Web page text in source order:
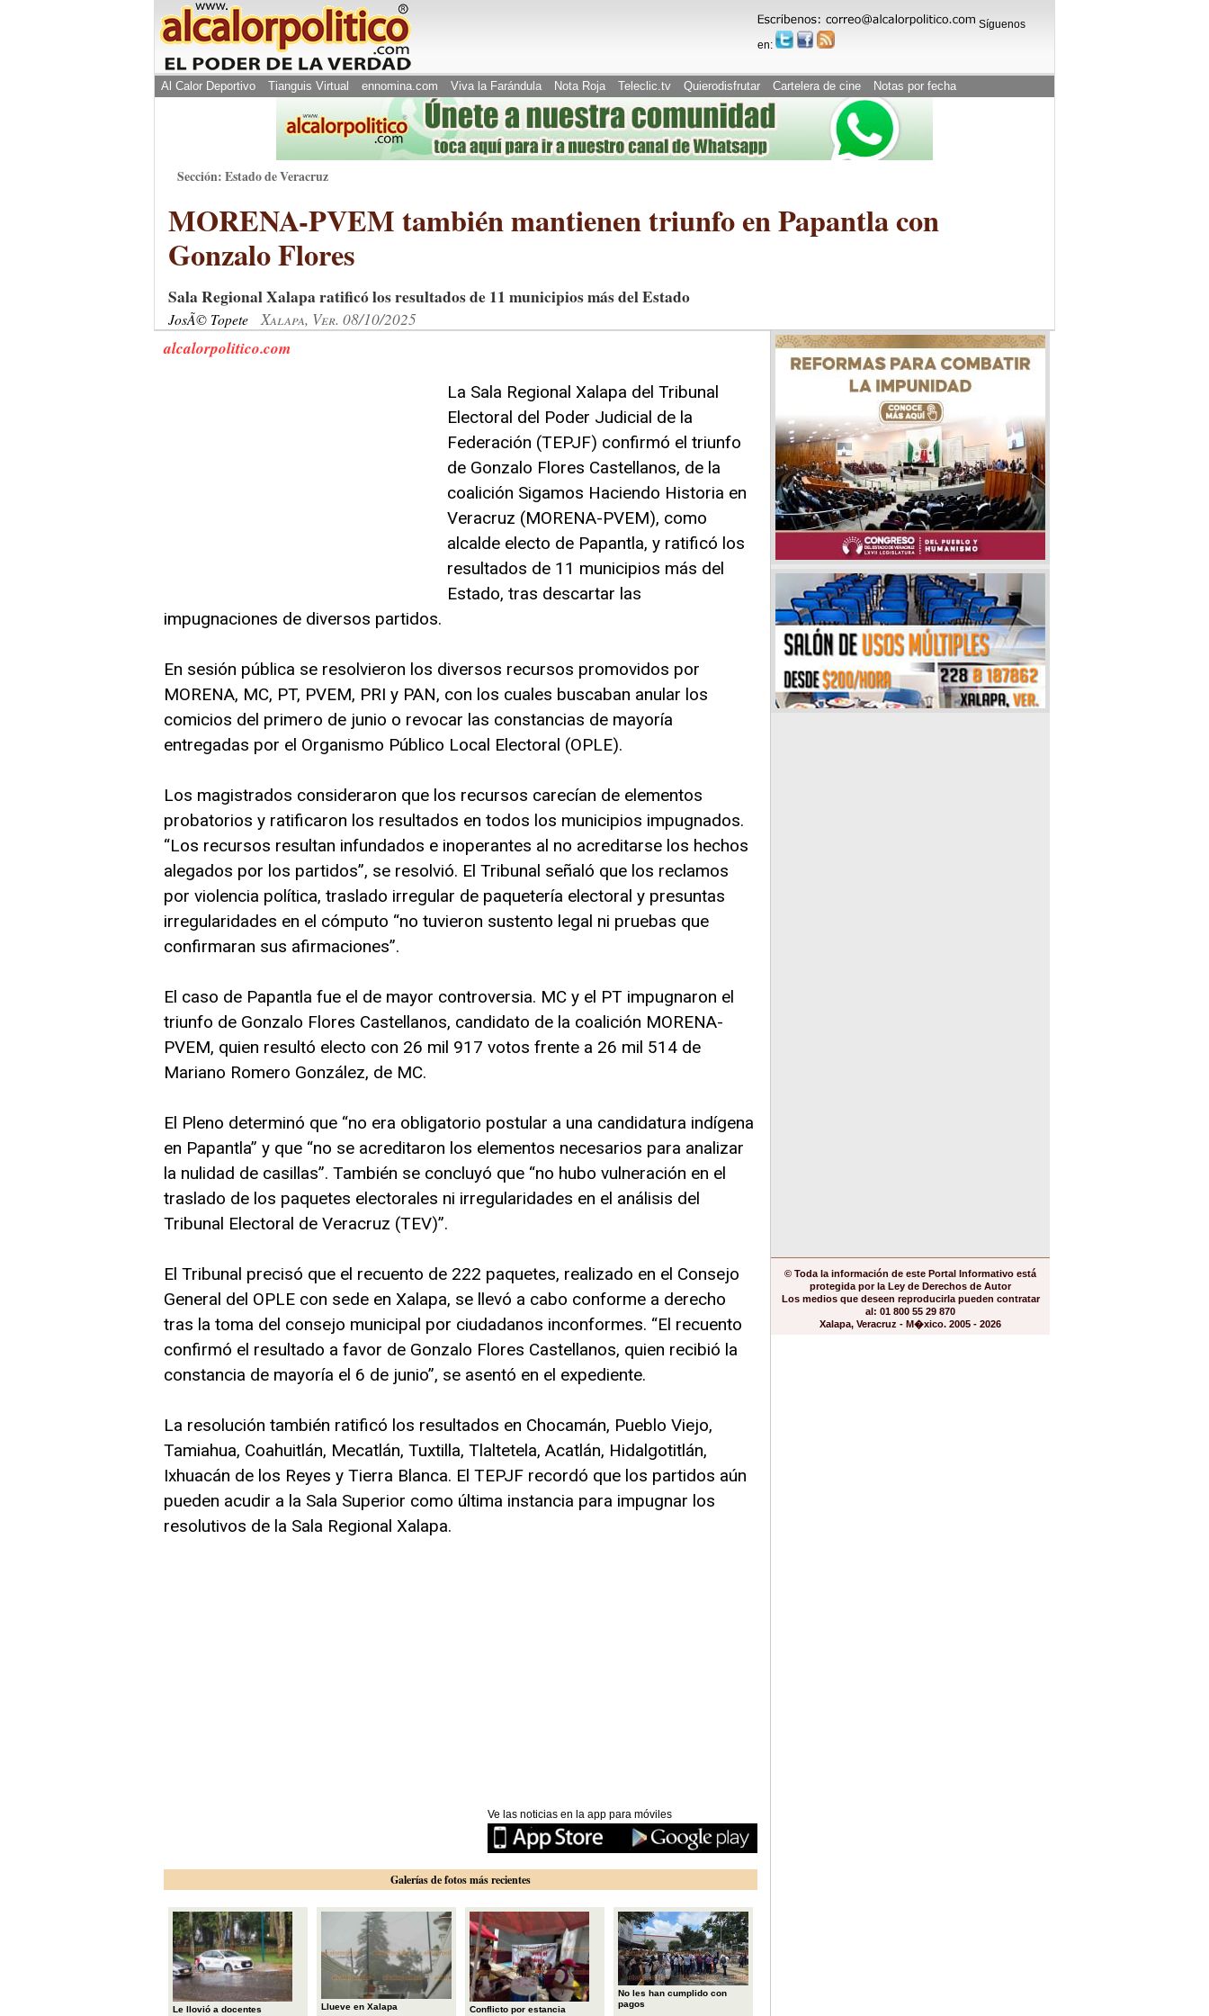
Síguenos
en:
Al Calor Deportivo Tianguis Virtual ennomina.com Viva la Farándula Nota Roja Teleclic.tv Quierodisfrutar Cartelera de cine Notas por fecha
Sección: Estado de Veracruz
MORENA-PVEM también mantienen triunfo en Papantla con
Gonzalo Flores
Sala Regional Xalapa ratificó los resultados de 11 municipios más del Estado
JosÃ© Topete Xalapa, Ver. 08/10/2025
alcalorpolitico.com
La Sala Regional Xalapa del Tribunal
Electoral del Poder Judicial de la
Federación (TEPJF) confirmó el triunfo
de Gonzalo Flores Castellanos, de la
coalición Sigamos Haciendo Historia en
Veracruz (MORENA-PVEM), como
alcalde electo de Papantla, y ratificó los
resultados de 11 municipios más del
Estado, tras descartar las
impugnaciones de diversos partidos.
En sesión pública se resolvieron los diversos recursos promovidos por
MORENA, MC, PT, PVEM, PRI y PAN, con los cuales buscaban anular los
comicios del primero de junio o revocar las constancias de mayoría
entregadas por el Organismo Público Local Electoral (OPLE).
Los magistrados consideraron que los recursos carecían de elementos
probatorios y ratificaron los resultados en todos los municipios impugnados.
“Los recursos resultan infundados e inoperantes al no acreditarse los hechos
alegados por los partidos”, se resolvió. El Tribunal señaló que los reclamos
por violencia política, traslado irregular de paquetería electoral y presuntas
irregularidades en el cómputo “no tuvieron sustento legal ni pruebas que
confirmaran sus afirmaciones”.
El caso de Papantla fue el de mayor controversia. MC y el PT impugnaron el
triunfo de Gonzalo Flores Castellanos, candidato de la coalición MORENA-
PVEM, quien resultó electo con 26 mil 917 votos frente a 26 mil 514 de
Mariano Romero González, de MC.
El Pleno determinó que “no era obligatorio postular a una candidatura indígena
en Papantla” y que “no se acreditaron los elementos necesarios para analizar
la nulidad de casillas”. También se concluyó que “no hubo vulneración en el
traslado de los paquetes electorales ni irregularidades en el análisis del
Tribunal Electoral de Veracruz (TEV)”.
El Tribunal precisó que el recuento de 222 paquetes, realizado en el Consejo
General del OPLE con sede en Xalapa, se llevó a cabo conforme a derecho
tras la toma del consejo municipal por ciudadanos inconformes. “El recuento
confirmó el resultado a favor de Gonzalo Flores Castellanos, quien recibió la
constancia de mayoría el 6 de junio”, se asentó en el expediente.
La resolución también ratificó los resultados en Chocamán, Pueblo Viejo,
Tamiahua, Coahuitlán, Mecatlán, Tuxtilla, Tlaltetela, Acatlán, Hidalgotitlán,
Ixhuacán de los Reyes y Tierra Blanca. El TEPJF recordó que los partidos aún
pueden acudir a la Sala Superior como última instancia para impugnar los
resolutivos de la Sala Regional Xalapa.
Ve las noticias en la app para móviles
Galerías de fotos más recientes
Le llovió a docentes Llueve en Xalapa
Conflicto por estancia
No les han cumplido con
pagos
© Toda la información de este Portal Informativo está
protegida por la Ley de Derechos de Autor
Los medios que deseen reproducirla pueden contratar
al: 01 800 55 29 870
Xalapa, Veracruz - M�xico. 2005 - 2026